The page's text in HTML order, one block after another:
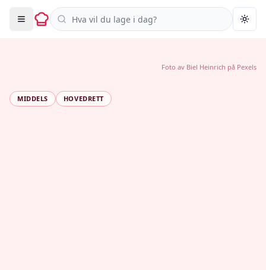
Søk i oppskrifter
MIDDELS HOVEDRETT
Foto av Biel Heinrich på Pexels